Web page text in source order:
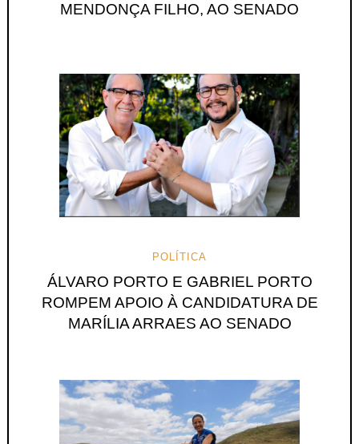
MENDONÇA FILHO, AO SENADO
POLÍTICA
ÁLVARO PORTO E GABRIEL PORTO
ROMPEM APOIO À CANDIDATURA DE
MARÍLIA ARRAES AO SENADO